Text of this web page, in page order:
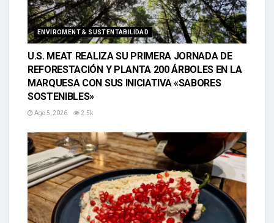
ENVIROMENT & SUSTENTABILIDAD
U.S. MEAT REALIZA SU PRIMERA JORNADA DE
REFORESTACIÓN Y PLANTA 200 ÁRBOLES EN LA
MARQUESA CON SUS INICIATIVA «SABORES
SOSTENIBLES»
Ago 5, 2026 2.5k